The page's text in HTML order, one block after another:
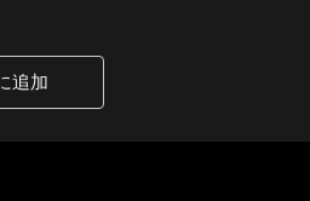
追加